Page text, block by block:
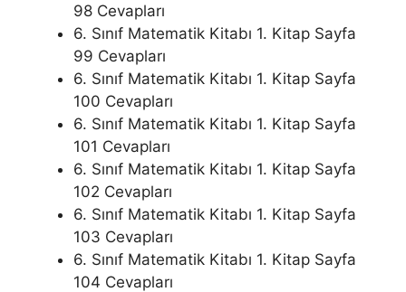
98 Cevapları
6. Sınıf Matematik Kitabı 1. Kitap Sayfa
99 Cevapları
6. Sınıf Matematik Kitabı 1. Kitap Sayfa
100 Cevapları
6. Sınıf Matematik Kitabı 1. Kitap Sayfa
101 Cevapları
6. Sınıf Matematik Kitabı 1. Kitap Sayfa
102 Cevapları
6. Sınıf Matematik Kitabı 1. Kitap Sayfa
103 Cevapları
6. Sınıf Matematik Kitabı 1. Kitap Sayfa
104 Cevapları